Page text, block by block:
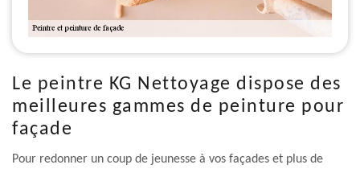
Le peintre KG Nettoyage dispose des
meilleures gammes de peinture pour
façade
Pour redonner un coup de jeunesse à vos façades et plus de